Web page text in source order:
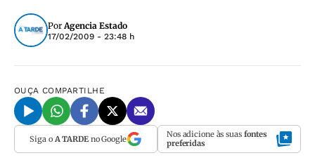
PorAgencia Estado
17/02/2009 - 23:48 h
OUÇA COMPARTILHE
Siga o A TARDEno Google Nos adicione às suas fontes
preferidas